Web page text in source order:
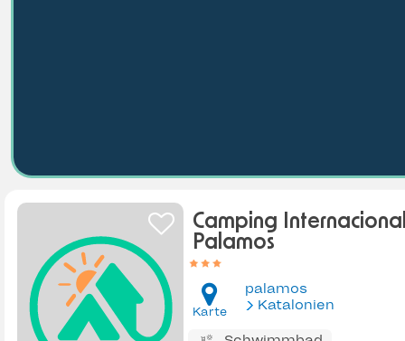
Camping
Palamos
Karte
palamos
Katalonien